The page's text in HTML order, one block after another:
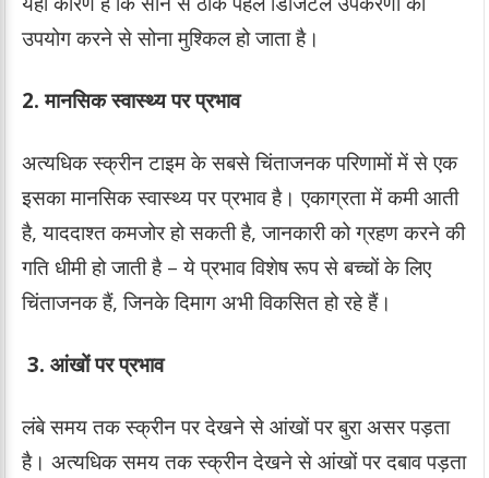
उपयोग करने से सोना मुश्किल हो जाता है।
2. मानसिक स्वास्थ्य पर प्रभाव
अत्यधिक स्क्रीन टाइम के सबसे चिंताजनक परिणामों में से एक
इसका मानसिक स्वास्थ्य पर प्रभाव है। एकाग्रता में कमी आती
है, याददाश्त कमजोर हो सकती है, जानकारी को ग्रहण करने की
गति धीमी हो जाती है – ये प्रभाव विशेष रूप से बच्चों के लिए
चिंताजनक हैं, जिनके दिमाग अभी विकसित हो रहे हैं।
3. आंखों पर प्रभाव
लंबे समय तक स्क्रीन पर देखने से आंखों पर बुरा असर पड़ता
है। अत्यधिक समय तक स्क्रीन देखने से आंखों पर दबाव पड़ता